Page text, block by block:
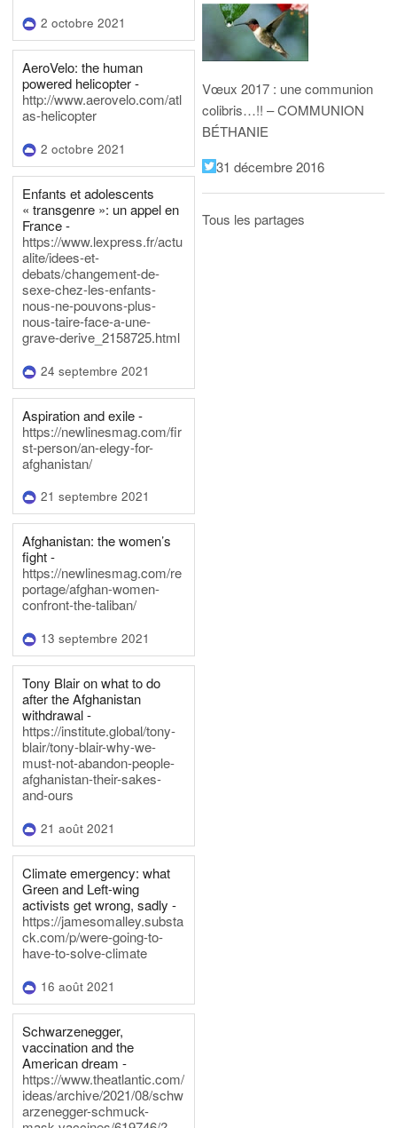
2 octobre 2021
AeroVelo: the human
powered helicopter -
http://www.aerovelo.com/atl
as-helicopter
2 octobre 2021
Enfants et adolescents
« transgenre »: un appel en
France -
https://www.lexpress.fr/actu
alite/idees-et-
debats/changement-de-
sexe-chez-les-enfants-
nous-ne-pouvons-plus-
nous-taire-face-a-une-
grave-derive_2158725.html
24 septembre 2021
Aspiration and exile -
https://newlinesmag.com/fir
st-person/an-elegy-for-
afghanistan/
21 septembre 2021
Afghanistan: the women’s
fight -
https://newlinesmag.com/re
portage/afghan-women-
confront-the-taliban/
13 septembre 2021
Tony Blair on what to do
after the Afghanistan
withdrawal -
https://institute.global/tony-
blair/tony-blair-why-we-
must-not-abandon-people-
afghanistan-their-sakes-
and-ours
21 août 2021
Climate emergency: what
Green and Left-wing
activists get wrong, sadly -
https://jamesomalley.substa
ck.com/p/were-going-to-
have-to-solve-climate
16 août 2021
Schwarzenegger,
vaccination and the
American dream -
https://www.theatlantic.com/
ideas/archive/2021/08/schw
arzenegger-schmuck-
Vœux 2017 : une communion
colibris…!! – COMMUNION
BÉTHANIE
31 décembre 2016
Tous les partages